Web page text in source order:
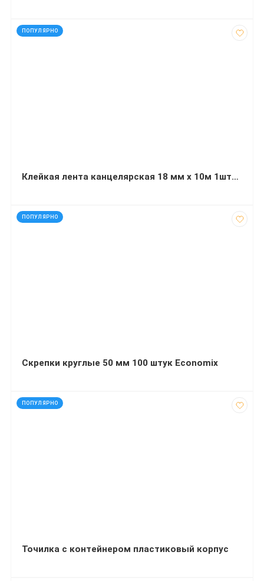
ПОПУЛЯРНО
код: 2443
Клейкая лента канцелярская 18 мм х 10м 1штука прозрачная Buromax
ПОПУЛЯРНО
код: 92450
Скрепки круглые 50 мм 100 штук Economix
ПОПУЛЯРНО
код: 92214
Точилка с контейнером пластиковый корпус